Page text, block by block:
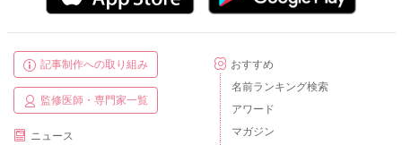
記事制作への取り組み
監修医師・専門家一覧
ニュース
おすすめ
名前ランキング検索
アワード
マガジン